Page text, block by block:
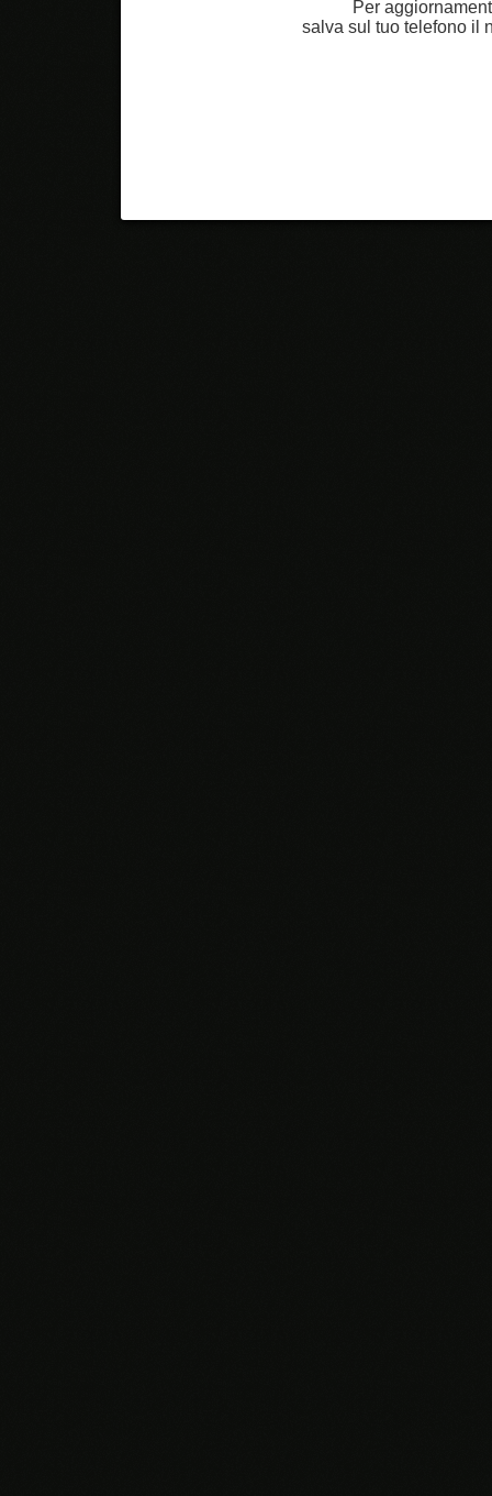
Per
salva sul tuo telefono il